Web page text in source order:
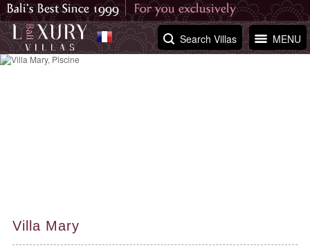
MENU
Search Villas
Villa Mary